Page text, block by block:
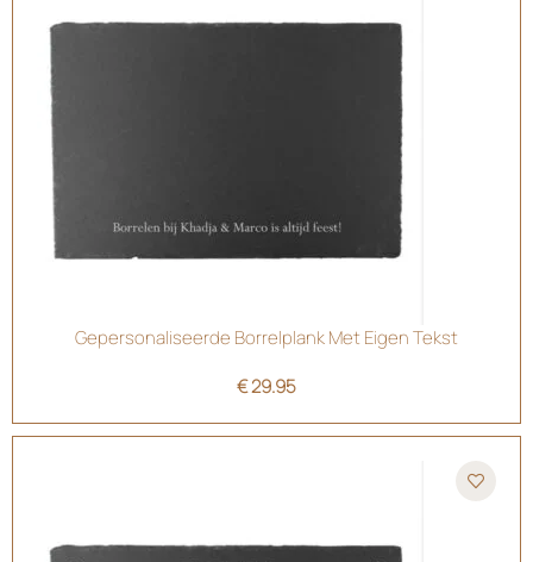
Gepersonaliseerde Borrelplank Met Eigen Tekst
€29.95